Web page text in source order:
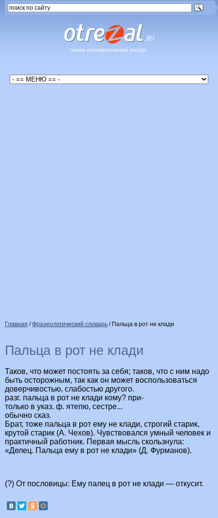
очень познавательный ресурс
Главная /Фразеологический словарь / Пальца в рот не клади
Пальца в рот не клади
Таков, что может постоять за себя; таков, что с ним надо
быть осторожным, так как он может воспользоваться
доверчивостью, слабостью другого.
разг. пальца в рот не клади кому? при-
только в указ. ф. ятепю, сестре...
обычно сказ.
Брат, тоже пальца в рот ему не клади, строгий старик,
крутой старик (А. Чехов). Чувствовался умный человек и
практичный работник. Первая мысль скользнула:
«Делец. Пальца ему в рот не клади» (Д. Фурманов).
(?) От пословицы: Ему палец в рот не клади — откусит.